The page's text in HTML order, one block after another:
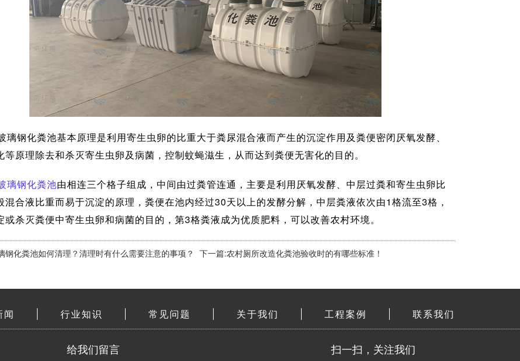
璃钢化粪池基本原理是利用寄生虫卵的比重大于粪尿混合液而产生的沉淀作用及粪便密闭厌氧发酵、
等原理除去和杀灭寄生虫卵及病菌，控制蚊蝇滋生，从而达到粪便无害化的目的。
璃钢化粪池由相连三个格子组成，中间由过粪管连通，主要是利用厌氧发酵、中层过粪和寄生虫卵比
混合液比重而易于沉淀的原理，粪便在池内经过30天以上的发酵分解，中层粪液依次由1格流至3格，
或杀灭粪便中寄生虫卵和病菌的目的，第3格粪液成为优质肥料，可以改善农村环境。
钢化粪池如何清理？清理时有什么需要注意的事项？ 下一篇:农村厕所改造化粪池验收时的有哪些标准！
闻 行业知识 常见问题 关于我们 工程案例 联系我们
给我们留言 扫一扫，关注我们